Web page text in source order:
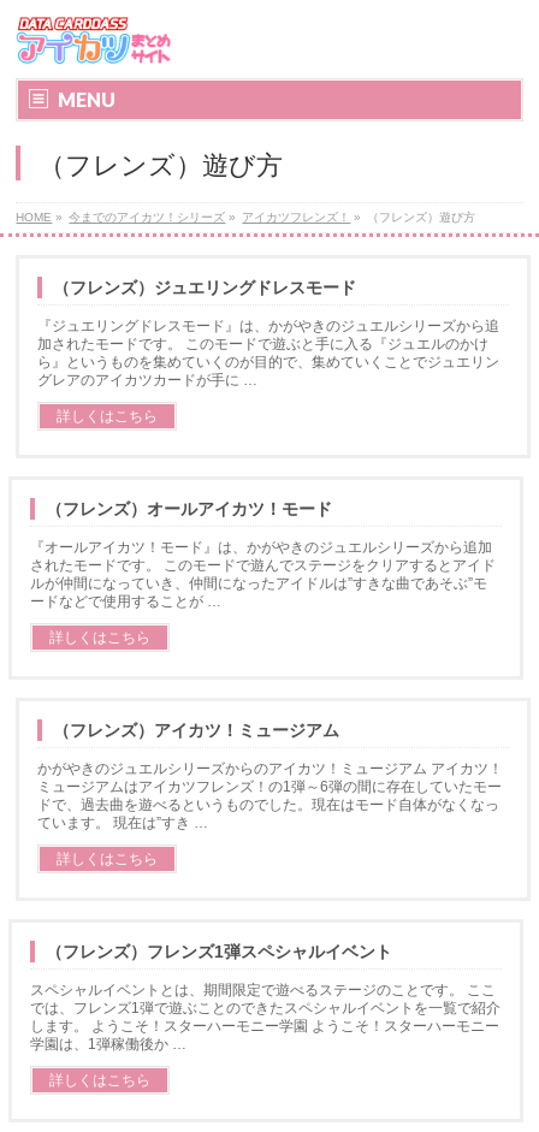
MENU
（フレンズ）遊び方
HOME » 今までのアイカツ！シリーズ » アイカツフレンズ！ » （フレンズ）遊び方
（フレンズ）ジュエリングドレスモード
『ジュエリングドレスモード』は、かがやきのジュエルシリーズから追
加されたモードです。 このモードで遊ぶと手に入る『ジュエルのかけ
ら』というものを集めていくのが目的で、集めていくことでジュエリン
グレアのアイカツカードが手に …
詳しくはこちら
（フレンズ）オールアイカツ！モード
『オールアイカツ！モード』は、かがやきのジュエルシリーズから追加
されたモードです。 このモードで遊んでステージをクリアするとアイド
ルが仲間になっていき、仲間になったアイドルは”すきな曲であそぶ”モ
ードなどで使用することが …
詳しくはこちら
（フレンズ）アイカツ！ミュージアム
かがやきのジュエルシリーズからのアイカツ！ミュージアム アイカツ！
ミュージアムはアイカツフレンズ！の1弾～6弾の間に存在していたモー
ドで、過去曲を遊べるというものでした。現在はモード自体がなくなっ
ています。 現在は”すき …
詳しくはこちら
（フレンズ）フレンズ1弾スペシャルイベント
スペシャルイベントとは、期間限定で遊べるステージのことです。 ここ
では、フレンズ1弾で遊ぶことのできたスペシャルイベントを一覧で紹介
します。 ようこそ！スターハーモニー学園 ようこそ！スターハーモニー
学園は、1弾稼働後か …
詳しくはこちら